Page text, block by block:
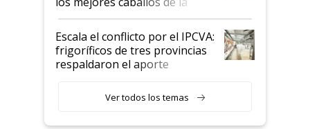
Argentina y los mitos que
todavía hacen sufrir a estos
animales: "Mientras me
descalificaban, yo seguí
haciendo currículum"
Escala el conflicto por el IPCVA:
frigoríficos de tres provincias
respaldaron el aporte
Ver todos los temas